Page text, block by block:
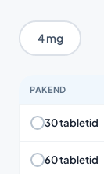
4 mg
PAKEND
30 tabletid
60 tabletid